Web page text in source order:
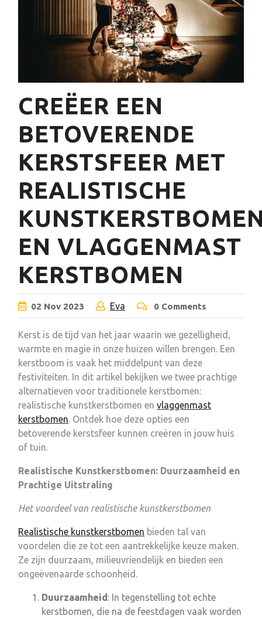
CREËER EEN
BETOVERENDE
KERSTSFEER MET
REALISTISCHE
EN VLAGGENMAST
KERSTBOMEN
02 Nov 2023 Eva 0 Comments
Kerst is de tijd van het jaar waarin we gezelligheid,
warmte en magie in onze huizen willen brengen. Een
kerstboom is vaak het middelpunt van deze
festiviteiten. In dit artikel bekijken we twee prachtige
alternatieven voor traditionele kerstbomen:
realistische kunstkerstbomen en vlaggenmast
kerstbomen. Ontdek hoe deze opties een
betoverende kerstsfeer kunnen creëren in jouw huis
of tuin.
Realistische Kunstkerstbomen: Duurzaamheid en
Prachtige Uitstraling
Het voordeel van realistische kunstkerstbomen
Realistische kunstkerstbomen bieden tal van
voordelen die ze tot een aantrekkelijke keuze maken.
Ze zijn duurzaam, milieuvriendelijk en bieden een
ongeëvenaarde schoonheid.
Duurzaamheid: In tegenstelling tot echte
kerstbomen, die na de feestdagen vaak worden